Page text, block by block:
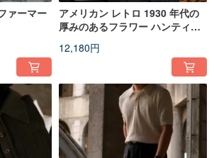
ァーマー
アメリカン レトロ 1930 年代の
厚みのあるフラワー ハンティン
トで、性別を問わず着用できま
12,180円